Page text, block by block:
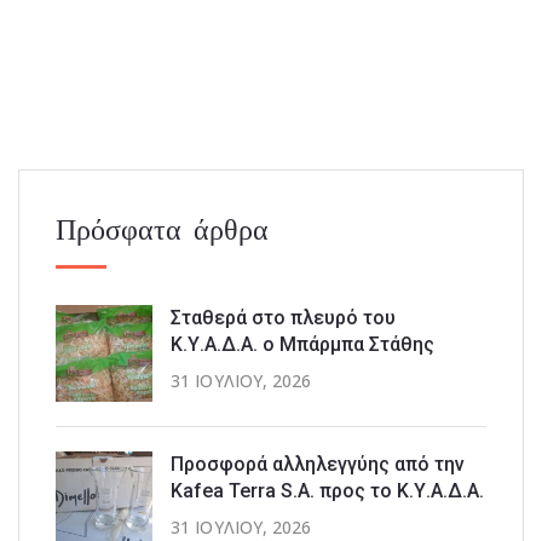
Πρόσφατα άρθρα
Σταθερά στο πλευρό του
Κ.Υ.Α.Δ.Α. ο Μπάρμπα Στάθης
31 ΙΟΥΛΊΟΥ, 2026
Προσφορά αλληλεγγύης από την
Kafea Terra S.A. προς το Κ.Υ.Α.Δ.Α.
31 ΙΟΥΛΊΟΥ, 2026